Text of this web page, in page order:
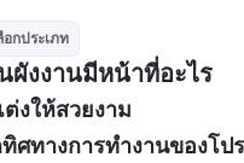
อกประเภท
ผังงานมีหน้าที่อะไร
งให้สวยงาม
ศทางการทำงานของโป